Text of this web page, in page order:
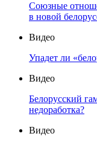
Союзные
в новой
Видео
Упадет ли
Видео
Белорусский
недоработка?
Видео